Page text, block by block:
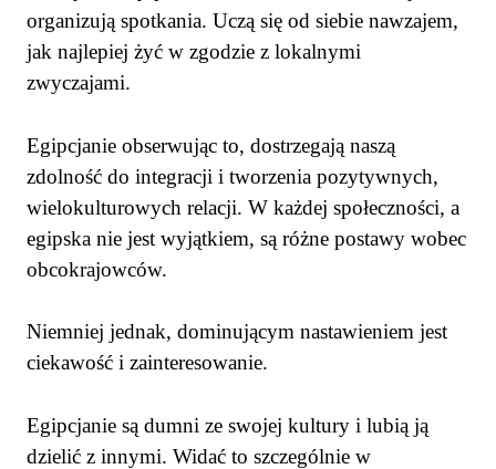
organizują spotkania. Uczą się od siebie nawzajem,
jak najlepiej żyć w zgodzie z lokalnymi
zwyczajami.
Egipcjanie obserwując to, dostrzegają naszą
zdolność do integracji i tworzenia pozytywnych,
wielokulturowych relacji. W każdej społeczności, a
egipska nie jest wyjątkiem, są różne postawy wobec
obcokrajowców.
Niemniej jednak, dominującym nastawieniem jest
ciekawość i zainteresowanie.
Egipcjanie są dumni ze swojej kultury i lubią ją
dzielić z innymi. Widać to szczególnie w